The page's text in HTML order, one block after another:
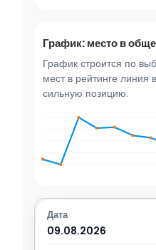
График: место в
График строится по
мест в рейтинге линия
сильную позицию.
09.08.2026